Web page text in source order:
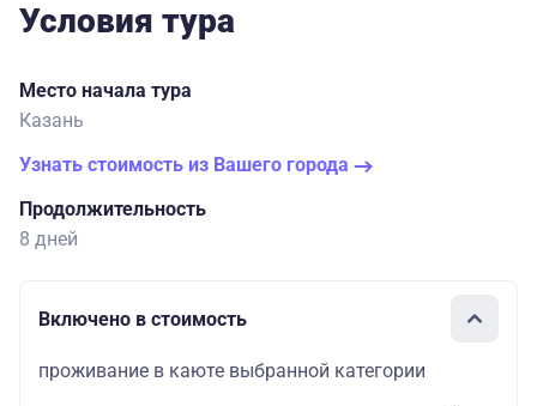
Условия тура
Место начала тура
Казань
Узнать стоимость из Вашего города
Продолжительность
8 дней
Включено в стоимость
проживание в каюте выбранной категории